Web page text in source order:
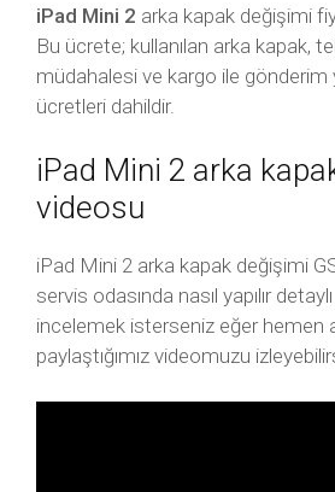
iPad Mini 2 arka kapak değişimi
Bu ücrete; kullanılan arka kapak,
müdahalesi ve kargo ile gönderim
ücretleri dahildir.
iPad Mini 2 arka
videosu
iPad Mini 2 arka kapak değişimi
servis odasında nasıl yapılır
incelemek isterseniz eğer hemen
paylaştığımız videomuzu